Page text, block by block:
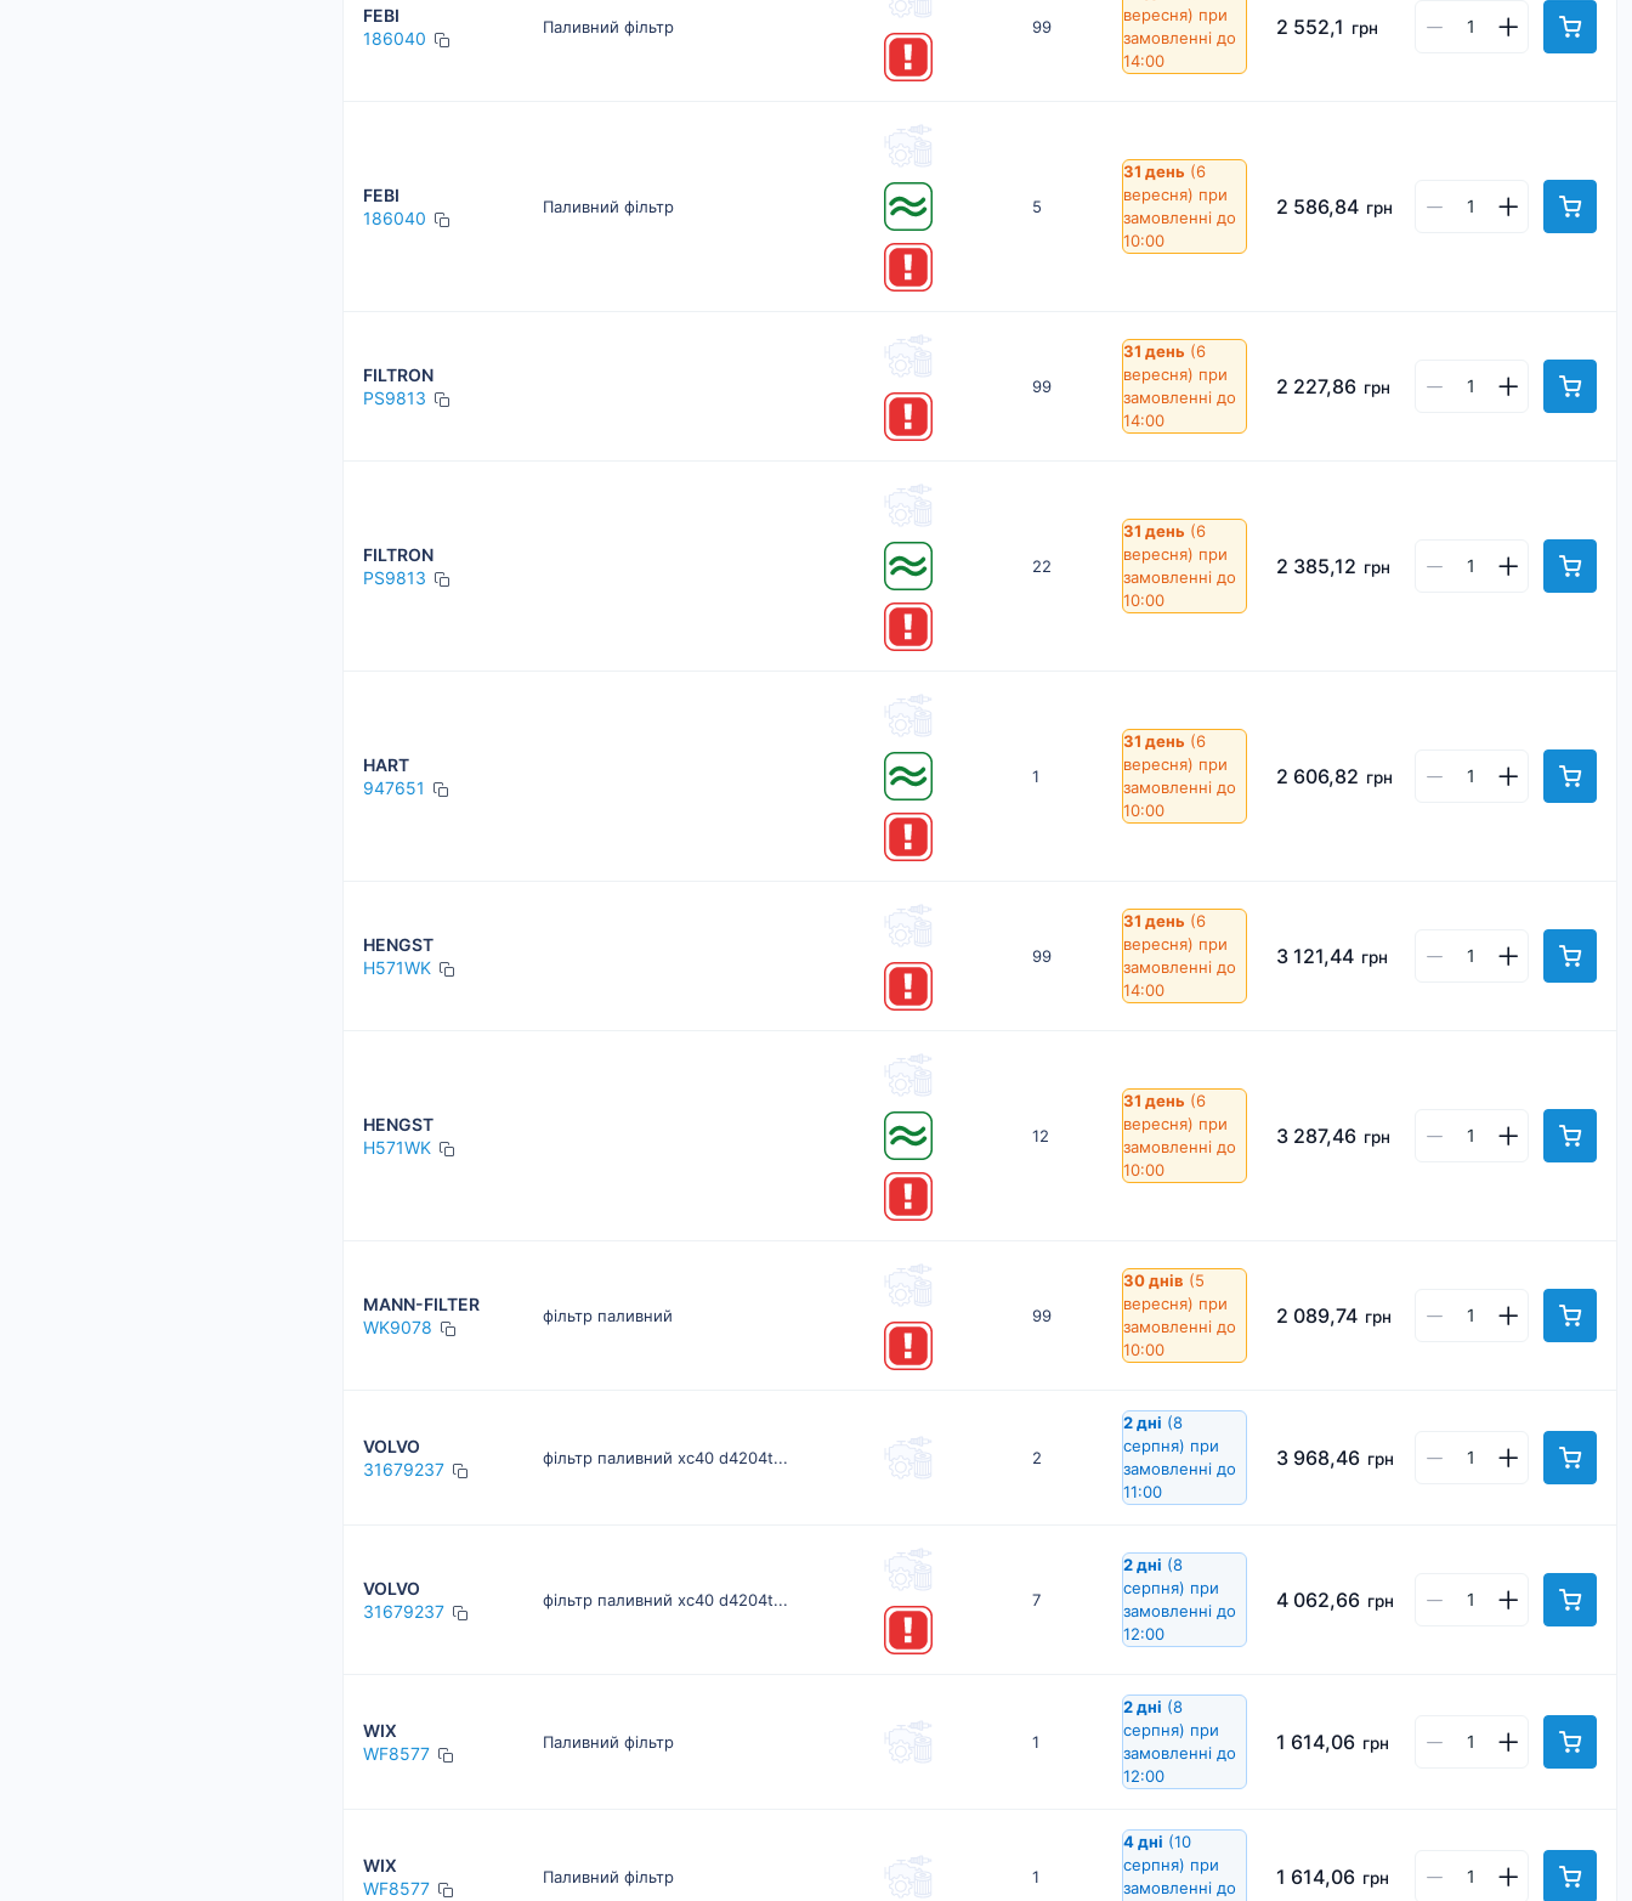
FEBI
186040
Паливний фільтр 99
вересня) при
замовленні до
14:00
2 552,1 грн
FEBI
186040
Паливний фільтр 5
31 день (6
вересня) при
замовленні до
10:00
2 586,84 грн
FILTRON
PS9813
99
31 день (6
вересня) при
замовленні до
14:00
2 227,86 грн
FILTRON
PS9813
22
31 день (6
вересня) при
замовленні до
10:00
2 385,12 грн
HART
947651
1
31 день (6
вересня) при
замовленні до
10:00
2 606,82 грн
HENGST
H571WK
99
31 день (6
вересня) при
замовленні до
14:00
3 121,44 грн
HENGST
H571WK
12
31 день (6
вересня) при
замовленні до
10:00
3 287,46 грн
MANN-FILTER
WK9078
фільтр паливний 99
30 днів (5
вересня) при
замовленні до
10:00
2 089,74 грн
VOLVO
31679237
фільтр паливний xc40 d4204t... 2
2 дні (8
серпня) при
замовленні до
11:00
3 968,46 грн
VOLVO
31679237
фільтр паливний xc40 d4204t... 7
2 дні (8
серпня) при
замовленні до
12:00
4 062,66 грн
WIX
WF8577
Паливний фільтр 1
2 дні (8
серпня) при
замовленні до
12:00
1 614,06 грн
WIX
WF8577
Паливний фільтр 1
4 дні (10
серпня) при
замовленні до
1 614,06 грн